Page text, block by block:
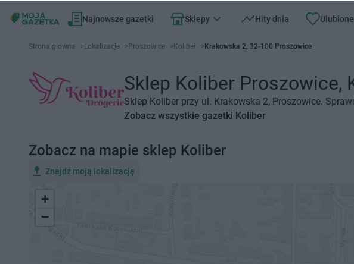
Najnowsze gazetki Sklepy Hity dnia
Strona główna >Lokalizacje >Proszowice >Koliber >Krakowska 2, 32-100 Proszowice
Sklep Koliber Proszowice,
Sklep Koliber przy ul. Krakowska 2, Proszowice.
Zobacz wszystkie gazetki Koliber
Zobacz na mapie sklep Koliber
Znajdź moją lokalizację
+
−